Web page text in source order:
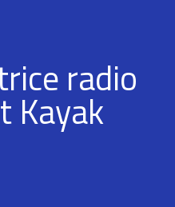
radio
Kayak